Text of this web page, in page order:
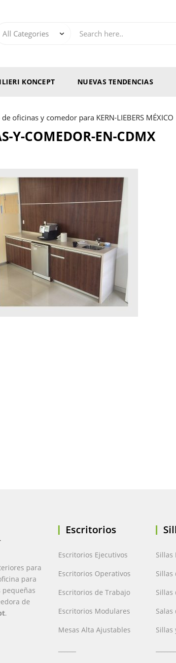
KONCEPT NUEVAS TENDENCIAS
oficinas y comedor para KERN-LIEBERS MÉXICO
Y-COMEDOR-EN-CDMX
para
para
pequeñas
de
.
Escritorios
Escritorios Ejecutivos
Escritorios Operativos
Escritorios de Trabajo
Escritorios Modulares
Mesas Alta Ajustables
Sillas
Sillas
Sillas
Salas
Sillas